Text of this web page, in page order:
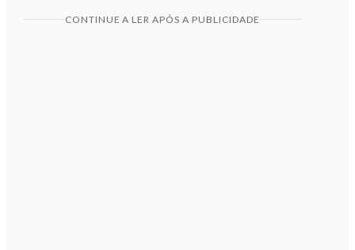
CONTINUE A LER APÓS A PUBLICIDADE